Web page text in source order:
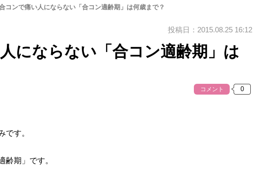
コンで痛い人にならない「合コン適齢期」は何歳まで？
投稿日：2015.08.25 16:12
にならない「合コン適齢期」は
コメント
です。
期」です。